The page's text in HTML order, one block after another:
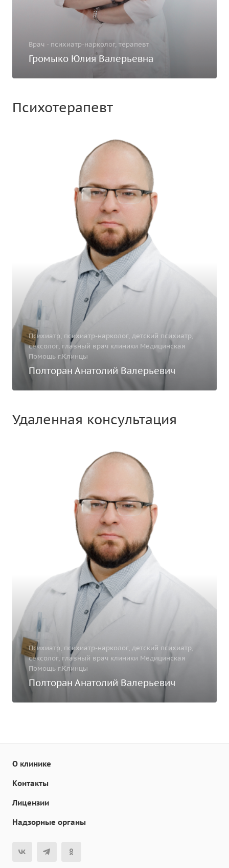
Врач - психиатр-нарколог, терапевт
Громыко Юлия Валерьевна
Психотерапевт
Психиатр, психиатр-нарколог, детский психиатр,
сексолог, главный врач клиники Медицинская
Помощь г.Клинцы
Полторан Анатолий Валерьевич
Удаленная консультация
Психиатр, психиатр-нарколог, детский психиатр,
сексолог, главный врач клиники Медицинская
Помощь г.Клинцы
Полторан Анатолий Валерьевич
О клинике
Контакты
Лицензии
Надзорные органы